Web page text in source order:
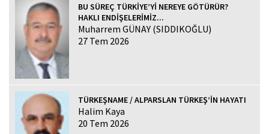
BU SÜREÇ TÜRKİYE’Yİ NEREYE GÖTÜRÜR?
HAKLI ENDİŞELERİMİZ...
Muharrem GÜNAY (SIDDIKOĞLU)
27 Tem 2026
TÜRKEŞNAME / ALPARSLAN TÜRKEŞ’İN HAYATI
Halim Kaya
20 Tem 2026